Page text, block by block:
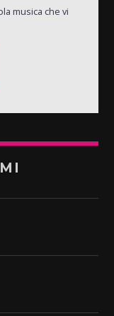
musica che vi